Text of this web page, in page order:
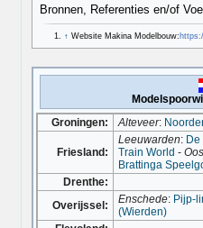
Bronnen, Referenties en/of
↑ Website Makina Modelbouw:
Groningen:
Alteveer:
Friesland:
Leeuwarden:
Train World -
Brattinga
Drenthe:
Overijssel:
Enschede: Pijp-
(Wierden)